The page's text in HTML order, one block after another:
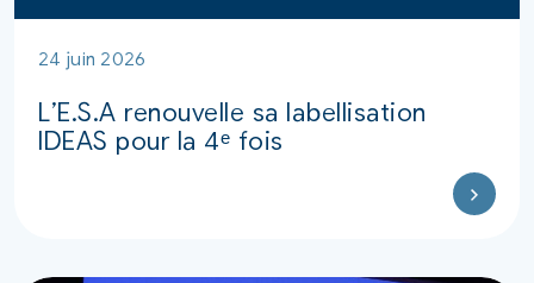
24 juin 2026
L’E.S.A renouvelle sa labellisation
IDEAS pour la 4ᵉ fois